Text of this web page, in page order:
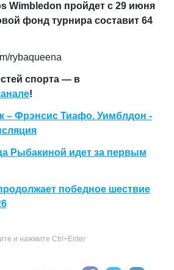
Wimbledon пройдет с 29 июня
фонд турнира составит 64
rybaqueena
спорта — в
!
– Фрэнсис Тиафо. Уимблдон -
Рыбакиной идет за первым
победное шествие
и нажмите Ctrl+Enter